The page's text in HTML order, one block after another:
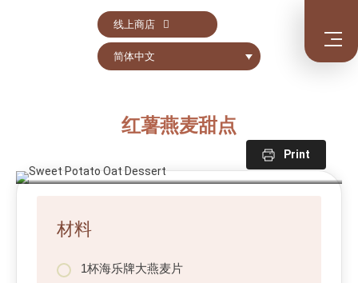
简体中文
线上商店
红薯燕麦甜点
Print
材料
1杯海乐牌大燕麦片